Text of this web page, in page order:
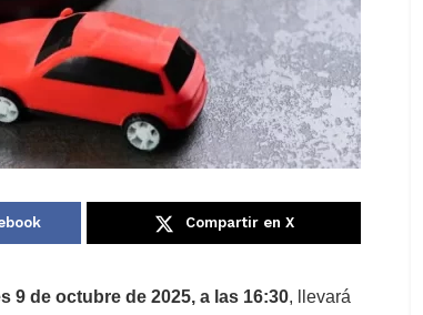
Compartir en X
9 de octubre de 2025, a las 16:30, llevará